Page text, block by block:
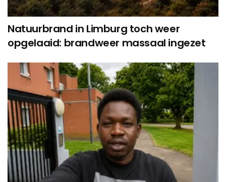
Natuurbrand in Limburg toch weer
opgelaaid: brandweer massaal ingezet